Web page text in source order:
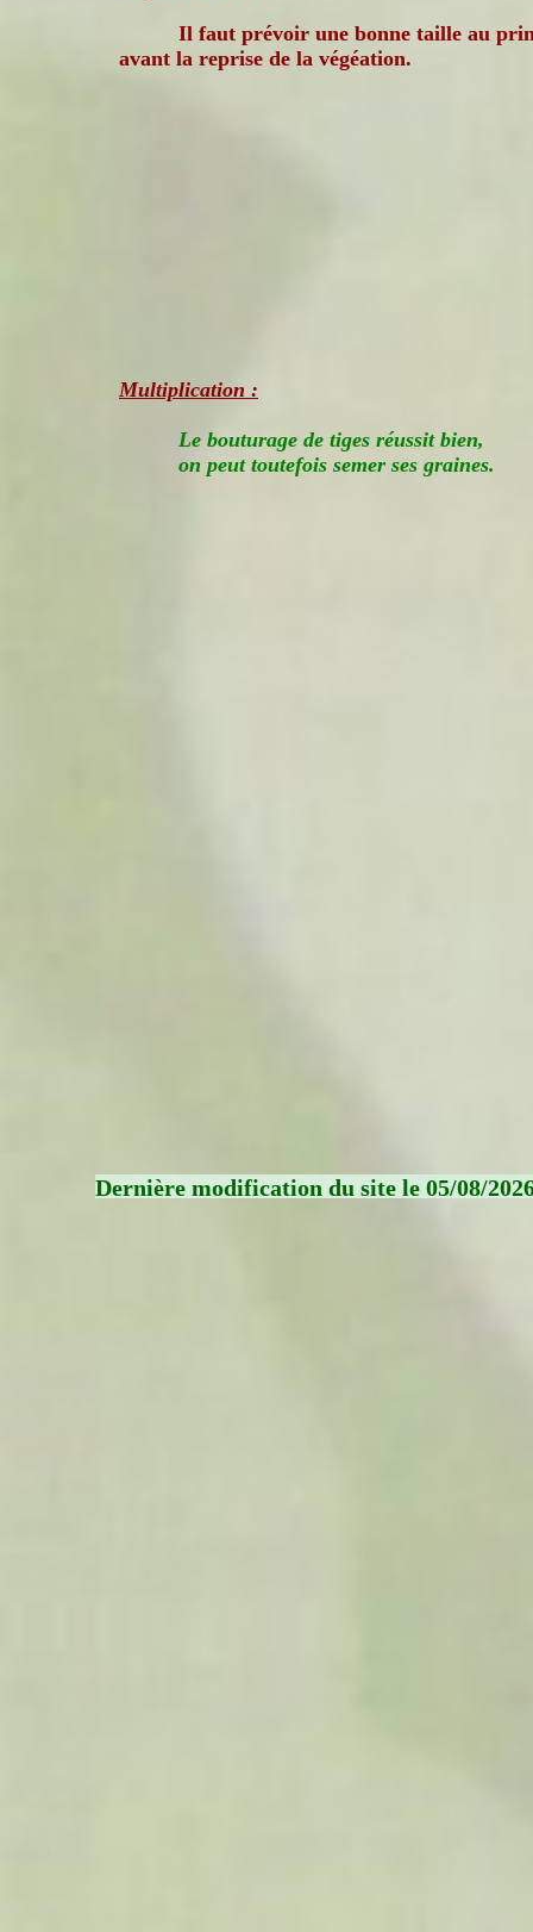
Il faut prévoir une bonne taille au
avant la reprise de la végéation.
Multiplication :
Le bouturage de tiges réussit bien,
on peut toutefois semer ses graines.
Dernière modification du site le 05/08/